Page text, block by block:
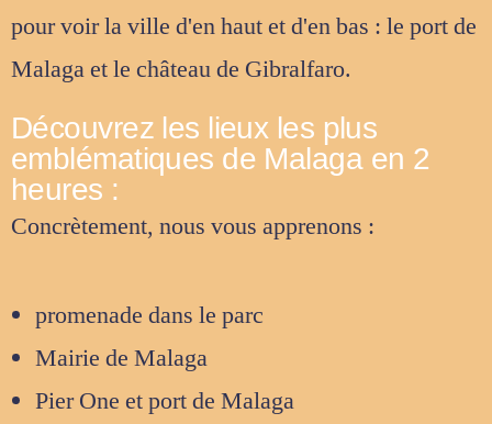
pour voir la ville d'en haut et d'en bas : le port de
Malaga et le château de Gibralfaro.
Découvrez les lieux les plus
emblématiques de Malaga en 2
heures :
Concrètement, nous vous apprenons :
promenade dans le parc
Mairie de Malaga
Pier One et port de Malaga